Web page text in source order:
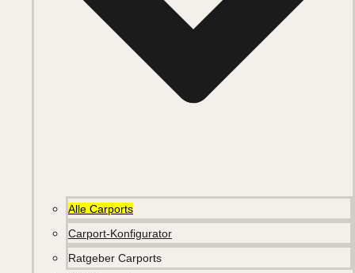
Alle Carports
Carport-Konfigurator
Ratgeber Carports